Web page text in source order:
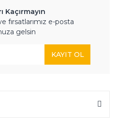
Kaçırmayın
fırsatlarımız e-posta
gelsin
KAYIT OL